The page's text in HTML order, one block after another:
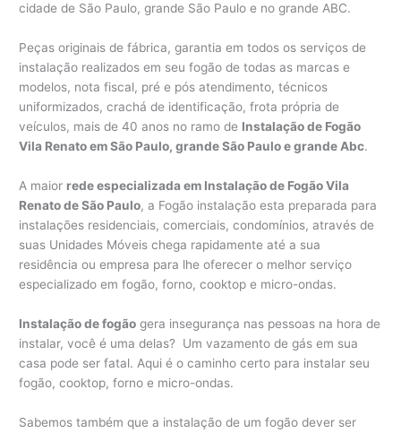
cidade de São Paulo, grande São Paulo e no grande ABC.
Peças originais de fábrica, garantia em todos os serviços de
instalação realizados em seu fogão de todas as marcas e
modelos, nota fiscal, pré e pós atendimento, técnicos
uniformizados, crachá de identificação, frota própria de
veículos, mais de 40 anos no ramo de Instalação de Fogão
Vila Renato em São Paulo, grande São Paulo e grande Abc.
A maior rede especializada em Instalação de Fogão Vila
Renato de São Paulo, a Fogão instalação esta preparada para
instalações residenciais, comerciais, condomínios, através de
suas Unidades Móveis chega rapidamente até a sua
residência ou empresa para lhe oferecer o melhor serviço
especializado em fogão, forno, cooktop e micro-ondas.
Instalação de fogão gera insegurança nas pessoas na hora de
instalar, você é uma delas? Um vazamento de gás em sua
casa pode ser fatal. Aqui é o caminho certo para instalar seu
fogão, cooktop, forno e micro-ondas.
Sabemos também que a instalação de um fogão dever ser